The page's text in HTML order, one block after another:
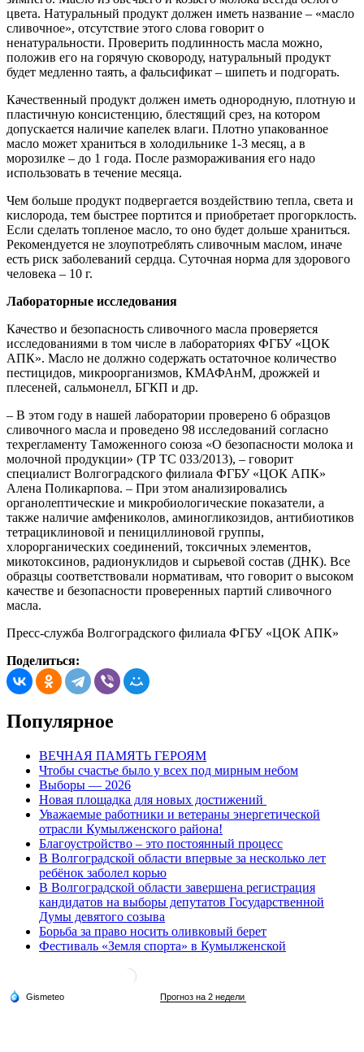
цвета. Натуральный продукт должен иметь название – «масло
сливочное», отсутствие этого слова говорит о
ненатуральности. Проверить подлинность масла можно,
положив его на горячую сковороду, натуральный продукт
будет медленно таять, а фальсификат – шипеть и подгорать.
Качественный продукт должен иметь однородную, плотную и
пластичную консистенцию, блестящий срез, на котором
допускается наличие капелек влаги. Плотно упакованное
масло может храниться в холодильнике 1-3 месяц, а в
морозилке – до 1 года. После размораживания его надо
использовать в течение месяца.
Чем больше продукт подвергается воздействию тепла, света и
кислорода, тем быстрее портится и приобретает прогорклость.
Если сделать топленое масло, то оно будет дольше храниться.
Рекомендуется не злоупотреблять сливочным маслом, иначе
есть риск заболеваний сердца. Суточная норма для здорового
человека – 10 г.
Лабораторные исследования
Качество и безопасность сливочного масла проверяется
исследованиями в том числе в лабораториях ФГБУ «ЦОК
АПК». Масло не должно содержать остаточное количество
пестицидов, микроорганизмов, КМАФАнМ, дрожжей и
плесеней, сальмонелл, БГКП и др.
– В этом году в нашей лаборатории проверено 6 образцов
сливочного масла и проведено 98 исследований согласно
техрегламенту Таможенного союза «О безопасности молока и
молочной продукции» (ТР ТС 033/2013), – говорит
специалист Волгоградского филиала ФГБУ «ЦОК АПК»
Алена Поликарпова. – При этом анализировались
органолептические и микробиологические показатели, а
также наличие амфениколов, аминогликозидов, антибиотиков
тетрациклиновой и пенициллиновой группы,
хлорорганических соединений, токсичных элементов,
микотоксинов, радионуклидов и сырьевой состав (ДНК). Все
образцы соответствовали нормативам, что говорит о высоком
качестве и безопасности проверенных партий сливочного
масла.
Пресс-служба Волгоградского филиала ФГБУ «ЦОК АПК»
Поделиться:
Популярное
ВЕЧНАЯ ПАМЯТЬ ГЕРОЯМ
Чтобы счастье было у всех под мирным небом
Выборы — 2026
Новая площадка для новых достижений
Уважаемые работники и ветераны энергетической
отрасли Кумылженского района!
Благоустройство – это постоянный процесс
В Волгоградской области впервые за несколько лет
ребёнок заболел корью
В Волгоградской области завершена регистрация
кандидатов на выборы депутатов Государственной
Думы девятого созыва
Борьба за право носить оливковый берет
Фестиваль «Земля спорта» в Кумылженской